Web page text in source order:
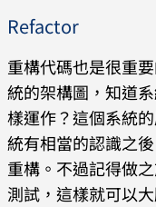
Refactor
重構代碼也是很重
統的架構圖，知道
樣運作？這個系統
統有相當的認識之
重構。不過記得做
測試，這樣就可以